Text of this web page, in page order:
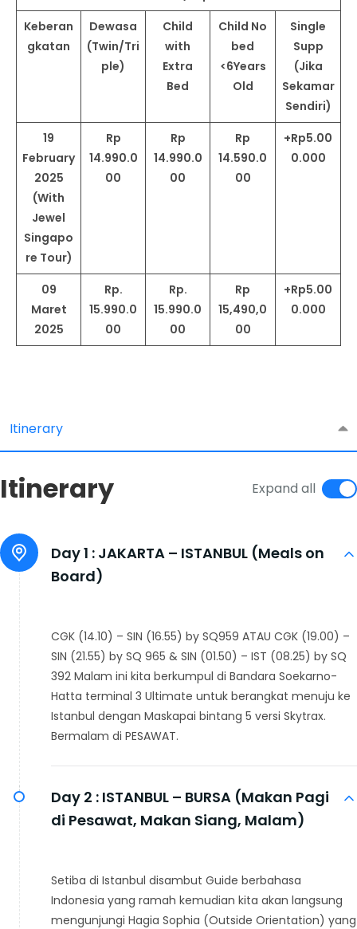
Keberan
gkatan
Dewasa
(Twin/Tri
ple)
Child
with
Extra
Bed
Child No
bed
<6Years
Old
Single
Supp
(Jika
Sekamar
Sendiri)
19
February
2025
(With
Jewel
Singapo
re Tour)
Rp
14.990.0
00
Rp
14.990.0
00
Rp
14.590.0
00
+Rp5.00
0.000
09
Maret
2025
Rp.
15.990.0
00
Rp.
15.990.0
00
Rp
15,490,0
00
+Rp5.00
0.000
Itinerary
Itinerary Expand all
Day 1 : JAKARTA – ISTANBUL (Meals on
Board)
CGK (14.10) – SIN (16.55) by SQ959 ATAU CGK (19.00) –
SIN (21.55) by SQ 965 & SIN (01.50) – IST (08.25) by SQ
392 Malam ini kita berkumpul di Bandara Soekarno-
Hatta terminal 3 Ultimate untuk berangkat menuju ke
Istanbul dengan Maskapai bintang 5 versi Skytrax.
Bermalam di PESAWAT.
Day 2 : ISTANBUL – BURSA (Makan Pagi
di Pesawat, Makan Siang, Malam)
Setiba di Istanbul disambut Guide berbahasa
Indonesia yang ramah kemudian kita akan langsung
mengunjungi Hagia Sophia (Outside Orientation) yang